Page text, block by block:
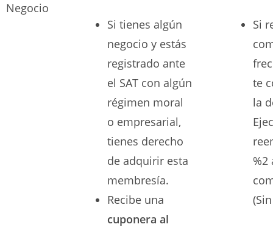
Negocio
Si tienes algún
negocio y estás
registrado ante
el SAT con algún
régimen moral
o empresarial,
tienes derecho
de adquirir esta
membresía.
Recibe una
cuponera al
Si
te
la
%2